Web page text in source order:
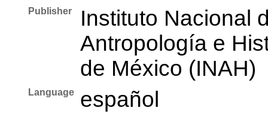
Publisher
Instituto Nacional
Antropología e
de México (INAH)
Language español